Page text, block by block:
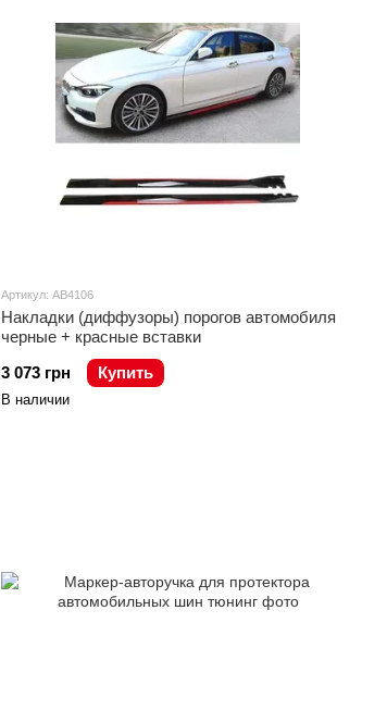
Артикул: AB4106
Накладки (диффузоры) порогов автомобиля
черные + красные вставки
3 073 грн
Купить
В наличии